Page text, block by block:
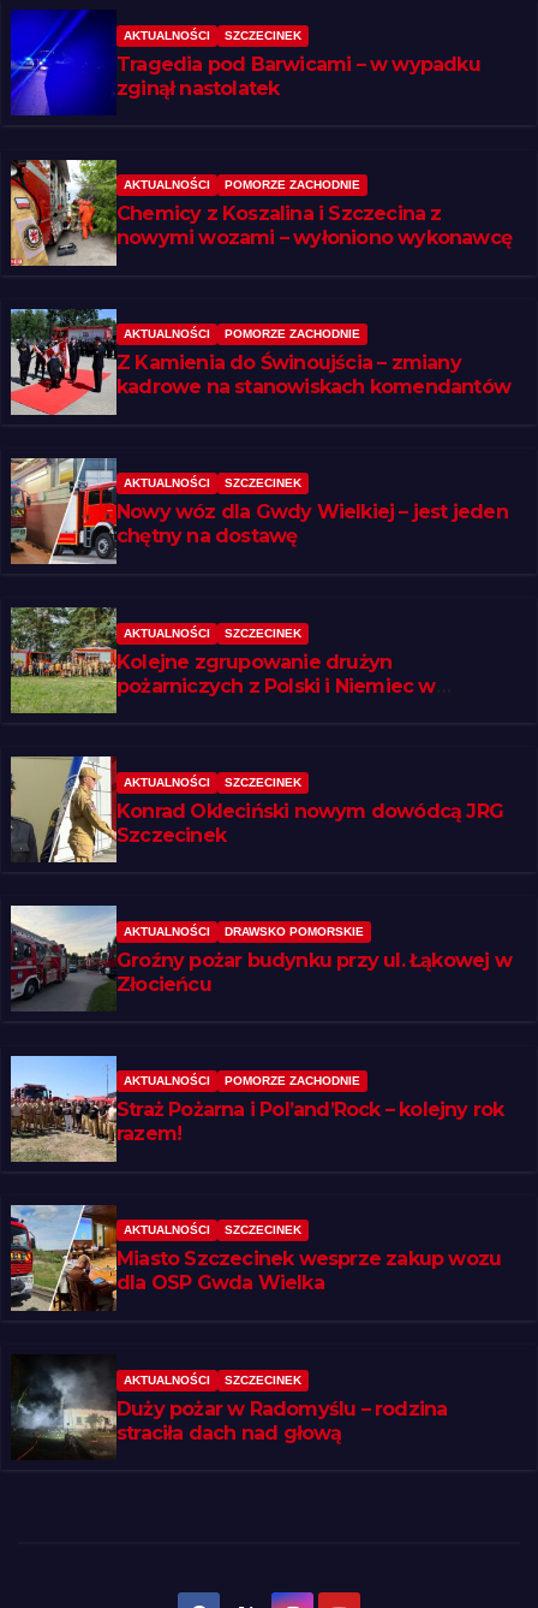
AKTUALNOŚCI SZCZECINEK
Tragedia pod Barwicami – w wypadku
zginął nastolatek
AKTUALNOŚCI POMORZE ZACHODNIE
Chemicy z Koszalina i Szczecina z
nowymi wozami – wyłoniono wykonawcę
AKTUALNOŚCI POMORZE ZACHODNIE
Z Kamienia do Świnoujścia – zmiany
kadrowe na stanowiskach komendantów
AKTUALNOŚCI SZCZECINEK
Nowy wóz dla Gwdy Wielkiej – jest jeden
chętny na dostawę
AKTUALNOŚCI SZCZECINEK
Kolejne zgrupowanie drużyn
pożarniczych z Polski i Niemiec w
AKTUALNOŚCI SZCZECINEK
Konrad Okleciński nowym dowódcą JRG
Szczecinek
AKTUALNOŚCI DRAWSKO POMORSKIE
Groźny pożar budynku przy ul. Łąkowej w
Złocieńcu
AKTUALNOŚCI POMORZE ZACHODNIE
Straż Pożarna i Pol’and’Rock – kolejny rok
razem!
AKTUALNOŚCI SZCZECINEK
Miasto Szczecinek wesprze zakup wozu
dla OSP Gwda Wielka
AKTUALNOŚCI SZCZECINEK
Duży pożar w Radomyślu – rodzina
straciła dach nad głową